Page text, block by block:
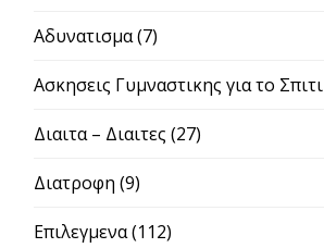
Αδυνατισμα(7)
Ασκησεις Γυμναστικης για το Σπιτι
Διαιτα – Διαιτες (27)
Διατροφη (9)
Επιλεγμενα(112)